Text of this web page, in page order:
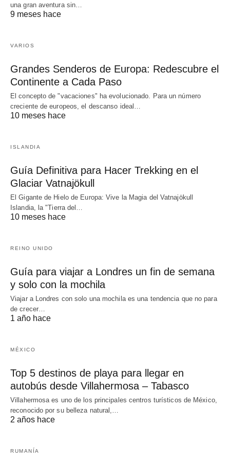
una gran aventura sin…
9 meses hace
VARIOS
Grandes Senderos de Europa: Redescubre el
Continente a Cada Paso
El concepto de "vacaciones" ha evolucionado. Para un número
creciente de europeos, el descanso ideal…
10 meses hace
ISLANDIA
Guía Definitiva para Hacer Trekking en el
Glaciar Vatnajökull
El Gigante de Hielo de Europa: Vive la Magia del Vatnajökull
Islandia, la "Tierra del…
10 meses hace
REINO UNIDO
Guía para viajar a Londres un fin de semana
y solo con la mochila
Viajar a Londres con solo una mochila es una tendencia que no para
de crecer…
1 año hace
MÉXICO
Top 5 destinos de playa para llegar en
autobús desde Villahermosa – Tabasco
Villahermosa es uno de los principales centros turísticos de México,
reconocido por su belleza natural,…
2 años hace
RUMANÍA